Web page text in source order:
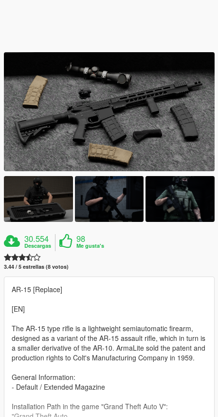
30.554
Descargas
98
Me gusta's
3.44 / 5 estrellas (8 votos)
AR-15 [Replace]
[EN]
The AR-15 type rifle is a lightweight semiautomatic firearm,
designed as a variant of the AR-15 assault rifle, which in turn is
a smaller derivative of the AR-10. ArmaLite sold the patent and
production rights to Colt's Manufacturing Company in 1959.
General Information:
- Default / Extended Magazine
Installation Path in the game "Grand Theft Auto V":